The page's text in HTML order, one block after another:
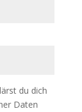
du dich
Daten